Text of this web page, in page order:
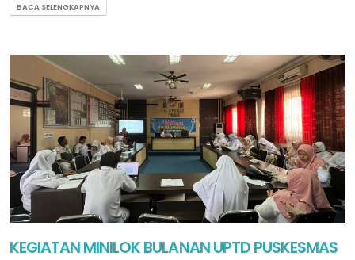
BACA SELENGKAPNYA
KEGIATAN MINILOK BULANAN UPTD PUSKESMAS